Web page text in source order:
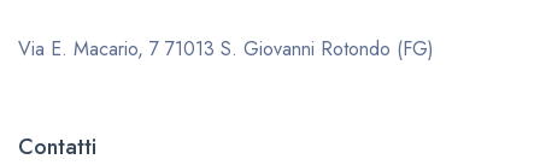
Via E. Macario, 7 71013 S. Giovanni Rotondo (FG)
Contatti